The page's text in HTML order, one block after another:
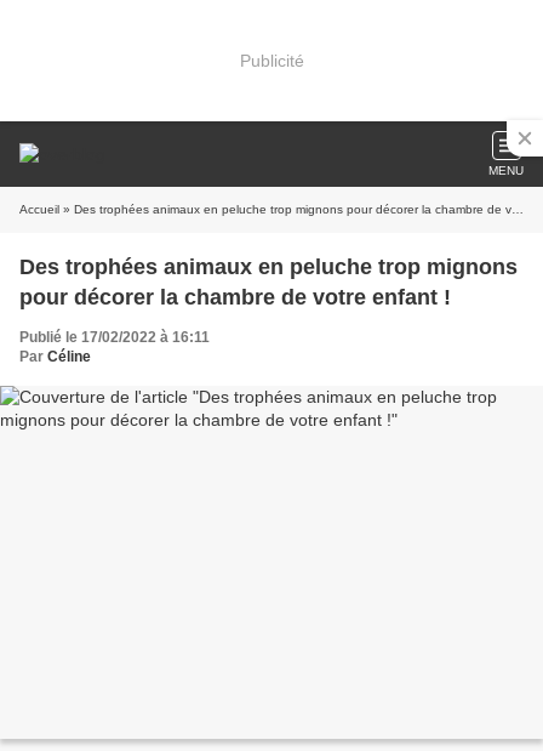
Publicité
MENU
Accueil » Des trophées animaux en peluche trop mignons pour décorer la chambre de votre enfant !
Des trophées animaux en peluche trop mignons
pour décorer la chambre de votre enfant !
Publié le 17/02/2022 à 16:11
Par Céline